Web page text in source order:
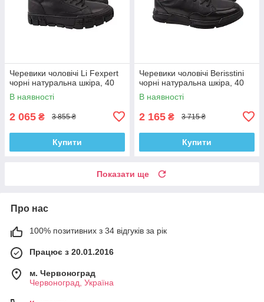
Черевики чоловічі Li Fexpert
чорні натуральна шкіра, 40
В наявності
2 065 ₴ 3 855 ₴
Купити
Черевики чоловічі Berisstini
чорні натуральна шкіра, 40
В наявності
2 165 ₴ 3 715 ₴
Купити
Показати ще
Про нас
100% позитивних з 34 відгуків за рік
Працює з 20.01.2016
м. Червоноград
Червоноград, Україна